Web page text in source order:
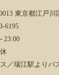
東京都江戸川
6195
23:00
／瑞江駅よりバ